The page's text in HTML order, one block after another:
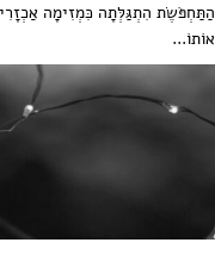
הַתַּחְפֹּשֶׂת הִתְגַּלְּתָה כִּמְזִימָה
אוֹתוֹ...